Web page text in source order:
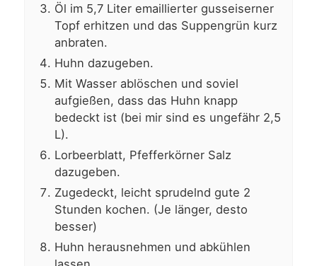
Öl im 5,7 Liter emaillierter gusseiserner
Topf erhitzen und das Suppengrün kurz
anbraten.
Huhn dazugeben.
Mit Wasser ablöschen und soviel
aufgießen, dass das Huhn knapp
bedeckt ist (bei mir sind es ungefähr 2,5
L).
Lorbeerblatt, Pfefferkörner Salz
dazugeben.
Zugedeckt, leicht sprudelnd gute 2
Stunden kochen. (Je länger, desto
besser)
Huhn herausnehmen und abkühlen